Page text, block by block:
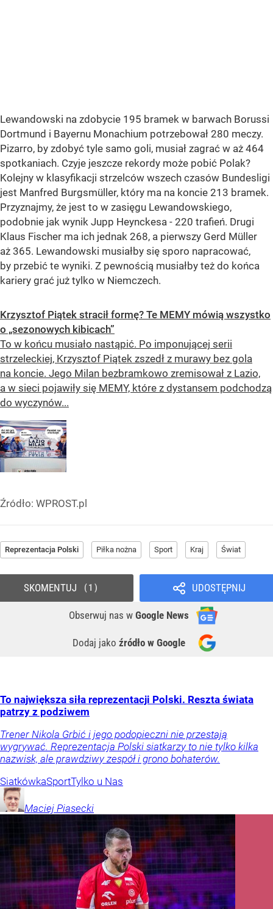
Lewandowski na zdobycie 195 bramek w barwach Borussi
Dortmund i Bayernu Monachium potrzebował 280 meczy.
Pizarro, by zdobyć tyle samo goli, musiał zagrać w aż 464
spotkaniach. Czyje jeszcze rekordy może pobić Polak?
Kolejny w klasyfikacji strzelców wszech czasów Bundesligi
jest Manfred Burgsmüller, który ma na koncie 213 bramek.
Przyznajmy, że jest to w zasięgu Lewandowskiego,
podobnie jak wynik Jupp Heynckesa - 220 trafień. Drugi
Klaus Fischer ma ich jednak 268, a pierwszy Gerd Müller
aż 365. Lewandowski musiałby się sporo napracować,
by przebić te wyniki. Z pewnością musiałby też do końca
kariery grać już tylko w Niemczech.
Krzysztof Piątek stracił formę? Te MEMY mówią wszystko
o „sezonowych kibicach”
To w końcu musiało nastąpić. Po imponującej serii
strzeleckiej, Krzysztof Piątek zszedł z murawy bez gola
na koncie. Jego Milan bezbramkowo zremisował z Lazio,
a w sieci pojawiły się MEMY, które z dystansem podchodzą
do wyczynów...
Źródło: WPROST.pl
Reprezentacja Polski Piłka nożna Sport Kraj Świat
UDOSTĘPNIJ
Obserwuj nas w Google News
Dodaj jako źródło w Google
SKOMENTUJ 1
To największa siła reprezentacji Polski. Reszta świata
patrzy z podziwem
Trener Nikola Grbić i jego podopieczni nie przestają
wygrywać. Reprezentacja Polski siatkarzy to nie tylko kilka
nazwisk, ale prawdziwy zespół i grono bohaterów.
SiatkówkaSportTylko u Nas
Maciej Piasecki